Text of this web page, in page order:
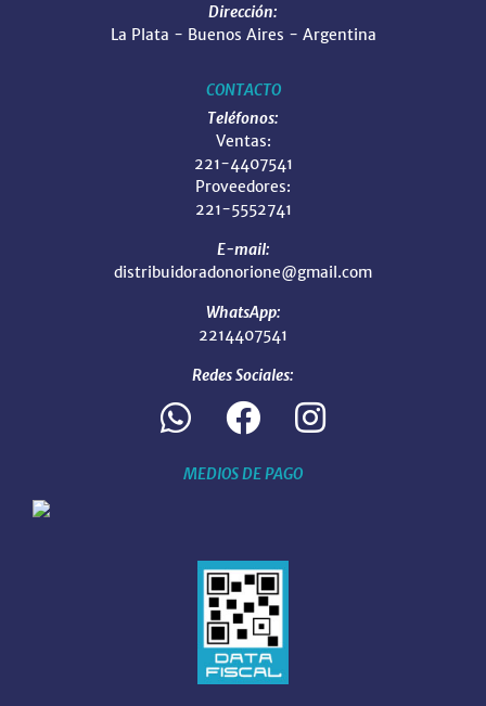
Dirección:
La Plata - Buenos Aires - Argentina
CONTACTO
Teléfonos:
Ventas:
221-4407541
Proveedores:
221-5552741
E-mail:
distribuidoradonorione@gmail.com
WhatsApp:
2214407541
Redes Sociales:
MEDIOS DE PAGO